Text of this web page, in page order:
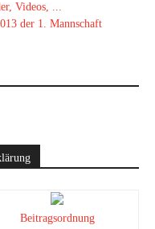
Videos, ...
der 1. Mannschaft
Beitragsordnung